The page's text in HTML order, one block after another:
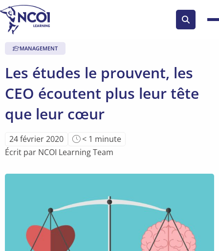
Search
button
Les études le prouvent, les
CEO écoutent plus leur tête
que leur cœur
MANAGEMENT
24 février 2020
Temps
de
de
< 1 minute
Écrit par NCOI Learning Team